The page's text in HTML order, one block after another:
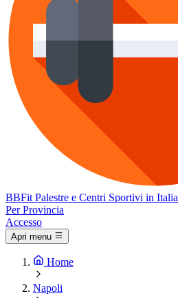
BBFit Palestre e Centri Sportivi in Italia
Per Provincia
Accesso
Apri menu
Home
Napoli